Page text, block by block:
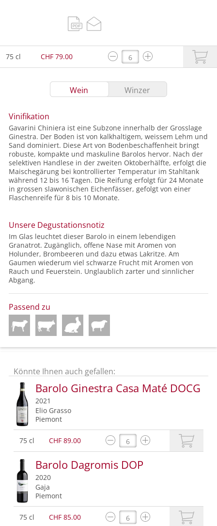
75 cl CHF 79.00
Wein Winzer
Vinifikation
Gavarini Chiniera ist eine Subzone innerhalb der Grosslage
Ginestra. Der Boden ist von kalkhaltigem, weissem Lehm und
Sand dominiert. Diese Art von Bodenbeschaffenheit bringt
robuste, kompakte und maskuline Barolos hervor. Nach der
selektiven Handlese in der zweiten Oktoberhälfte, erfolgt die
Maischegärung bei kontrollierter Temperatur im Stahltank
während 12 bis 16 Tagen. Die Reifung erfolgt für 24 Monate
in grossen slawonischen Eichenfässer, gefolgt von einer
Flaschenreife für 8 bis 10 Monate.
Unsere Degustationsnotiz
Im Glas leuchtet dieser Barolo in einem lebendigen
Granatrot. Zugänglich, offene Nase mit Aromen von
Holunder, Brombeeren und dazu etwas Lakritze. Am
Gaumen wiederum viel schwarze Frucht mit Aromen von
Rauch und Feuerstein. Unglaublich zarter und sinnlicher
Abgang.
Passend zu
Könnte Ihnen auch gefallen:
Barolo Ginestra Casa Maté DOCG
2021
Elio Grasso
Piemont
75 cl CHF 89.00
Barolo Dagromis DOP
2020
Gaja
Piemont
75 cl CHF 85.00